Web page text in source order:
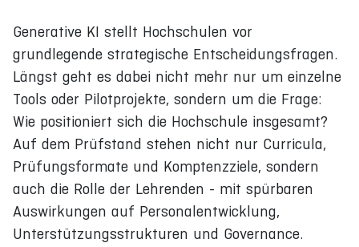
Generative KI stellt Hochschulen vor
grundlegende strategische Entscheidungsfragen.
Längst geht es dabei nicht mehr nur um einzelne
Tools oder Pilotprojekte, sondern um die Frage:
Wie positioniert sich die Hochschule insgesamt?
Auf dem Prüfstand stehen nicht nur Curricula,
Prüfungsformate und Komptenzziele, sondern
auch die Rolle der Lehrenden - mit spürbaren
Auswirkungen auf Personalentwicklung,
Unterstützungsstrukturen und Governance.